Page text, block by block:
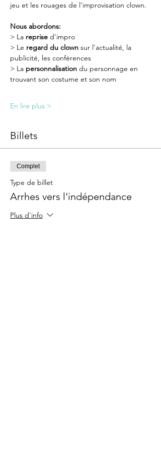
jeu et les rouages de l'improvisation clown.
Nous abordons:
> La reprise d'impro
> Le regard du clown sur l'actualité, la
publicité, les conférences
> La personnalisation du personnage en
trouvant son costume et son nom
En lire plus >
Billets
Complet
Type de billet
Arrhes vers l'indépendance
Plus d'info